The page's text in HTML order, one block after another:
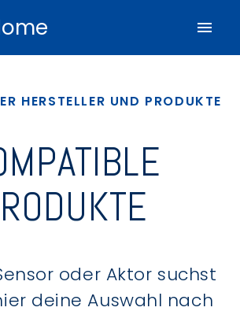
HERSTELLER UND PRODUKTE
oder Aktor suchst
deine Auswahl nach